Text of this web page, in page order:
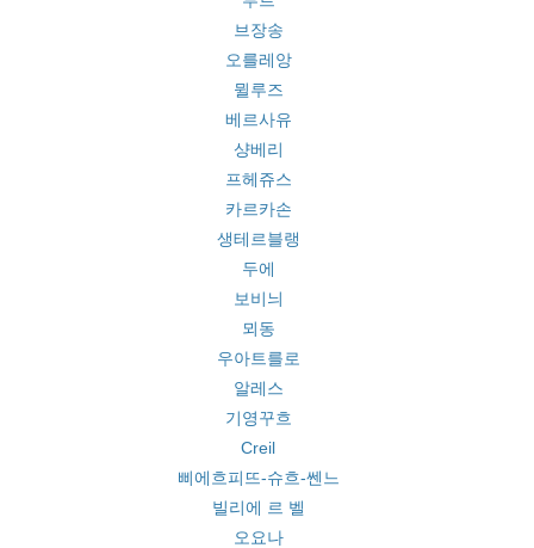
브장송
오를레앙
뮐루즈
베르사유
샹베리
프헤쥬스
카르카손
생테르블랭
두에
보비늬
뫼동
우아트를로
알레스
기영꾸흐
Creil
삐에흐피뜨-슈흐-쎈느
빌리에 르 벨
오요나